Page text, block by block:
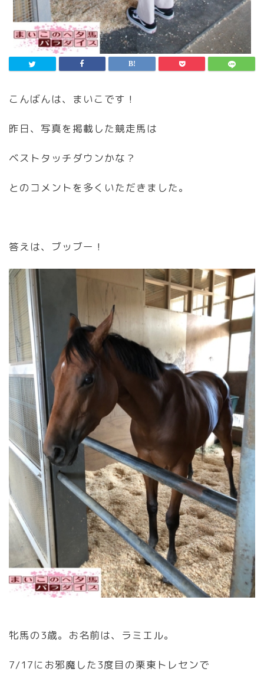
こんばんは、まいこです！
昨日、写真を掲載した競走馬は
ベストタッチダウンかな？
とのコメントを多くいただきました。
答えは、ブッブー！
牝馬の3歳。お名前は、ラミエル。
7/17にお邪魔した3度目の栗東トレセンで